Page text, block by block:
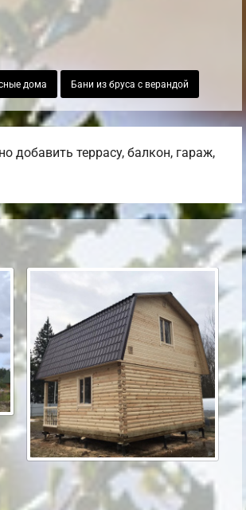
дома Бани из бруса с верандой
добавить террасу, балкон, гараж,